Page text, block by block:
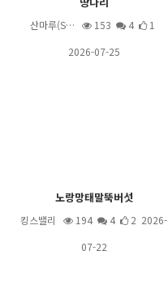
산마루(S… 153 4
1
2026-07-25
노랑망태말뚝버섯
킹스밸리 194 4
2 2026-
07-22